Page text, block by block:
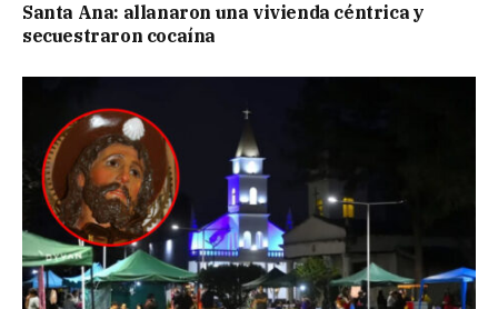
Santa Ana: allanaron una vivienda céntrica y
secuestraron cocaína